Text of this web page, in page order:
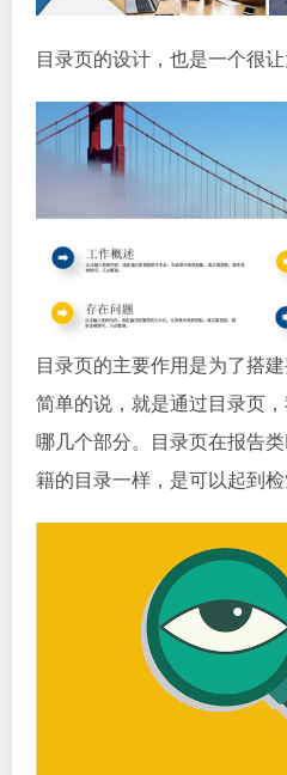
目录页的设计，也是一个很让
目录页的主要作用是为了搭
简单的说，就是通过目录页
哪几个部分。目录页在报告
籍的目录一样，是可以起到检